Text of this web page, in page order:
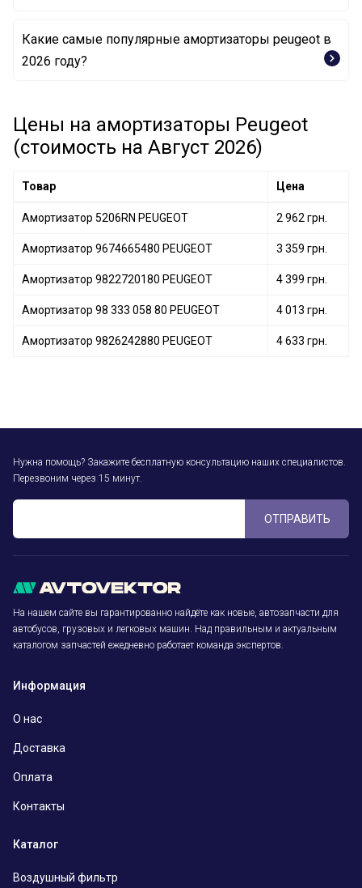
Амортизатор B000771380 PEUGEOT
Амортизатор 5208Q3 PEUGEOT
Какие самые популярные амортизаторы peugeot в
2026 году?
Цены на амортизаторы Peugeot
(стоимость на Август 2026)
Товар Цена
Амортизатор 5206RN PEUGEOT 2 962 грн.
Амортизатор 9674665480 PEUGEOT 3 359 грн.
Амортизатор 9822720180 PEUGEOT 4 399 грн.
Амортизатор 98 333 058 80 PEUGEOT 4 013 грн.
Амортизатор 9826242880 PEUGEOT 4 633 грн.
Нужна помощь? Закажите бесплатную консультацию наших специалистов.
Перезвоним через 15 минут.
ОТПРАВИТЬ
На нашем сайте вы гарантированно найдёте как новые, автозапчасти для
автобусов, грузовых и легковых машин. Над правильным и актуальным
каталогом запчастей ежедневно работает команда экспертов.
Информация
О нас
Доставка
Оплата
Контакты
Каталог
Воздушный фильтр